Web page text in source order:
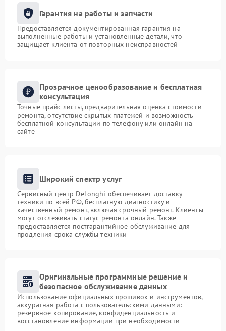
Гарантия на работы и запчасти
Предоставляется документированная гарантия на
выполненные работы и установленные детали, что
защищает клиента от повторных неисправностей
Прозрачное ценообразование и бесплатная
консультация
Точные прайс-листы, предварительная оценка стоимости
ремонта, отсутствие скрытых платежей и возможность
бесплатной консультации по телефону или онлайн на
сайте
Широкий спектр услуг
Сервисный центр DeLonghi обеспечивает доставку
техники по всей РФ, бесплатную диагностику и
качественный ремонт, включая срочный ремонт. Клиенты
могут отслеживать статус ремонта онлайн. Также
предоставляется постгарантийное обслуживание для
продления срока службы техники
Оригинальные программные решение и
безопасное обслуживание данных
Использование официальных прошивок и инструментов,
аккуратная работа с пользовательскими данными:
резервное копирование, конфиденциальность и
восстановление информации при необходимости